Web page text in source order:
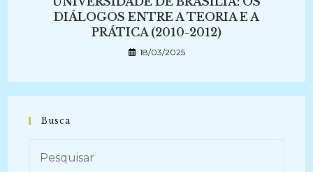
DIÁLOGOS ENTRE A TEORIA E A
PRÁTICA (2010-2012)
18/03/2025
Busca